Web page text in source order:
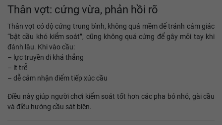
Thân vợt: cứng vừa, phản hồi rõ
Thân vợt có độ cứng trung bình, không quá mềm để tránh cảm giác
“bật cầu khó kiểm soát”, cũng không quá cứng để gây mỏi tay khi
đánh lâu. Khi vào cầu:
– lực truyền đi khá thẳng
– ít trễ
– dễ cảm nhận điểm tiếp xúc cầu
Điều này giúp người chơi kiểm soát tốt hơn các pha bỏ nhỏ, gài cầu
và điều hướng cầu sát biên.